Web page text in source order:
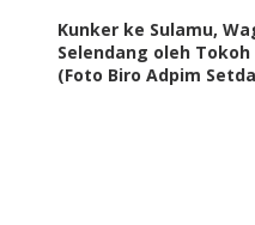
Kunker ke Sulamu,
Selendang oleh
(Foto Biro Adpim